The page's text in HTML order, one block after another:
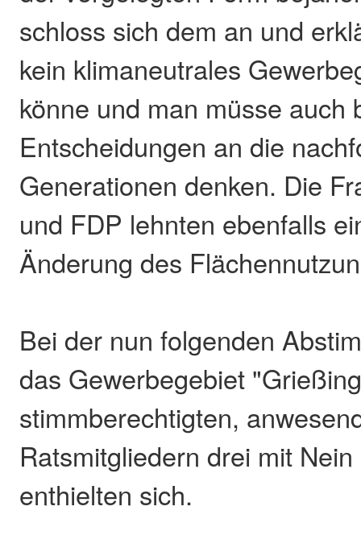
schloss sich dem an und
kein klimaneutrales
könne und man müsse auch
Entscheidungen an die
Generationen denken. Die
und FDP lehnten ebenfalls
Änderung des
Bei der nun folgenden
das Gewerbegebiet
stimmberechtigten,
Ratsmitgliedern drei mit
enthielten sich.